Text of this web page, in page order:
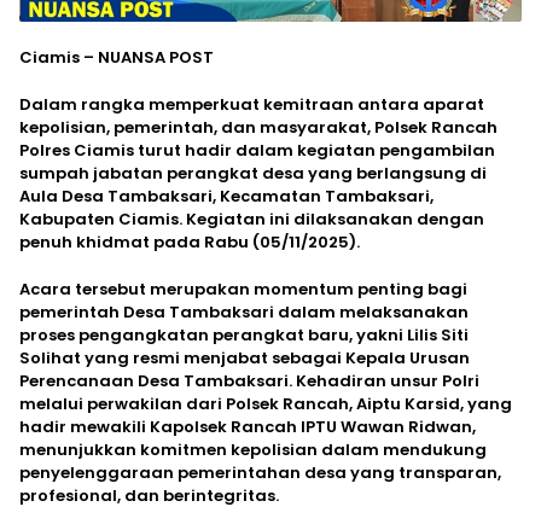
Ciamis – NUANSA POST
Dalam rangka memperkuat kemitraan antara aparat
kepolisian, pemerintah, dan masyarakat, Polsek Rancah
Polres Ciamis turut hadir dalam kegiatan pengambilan
sumpah jabatan perangkat desa yang berlangsung di
Aula Desa Tambaksari, Kecamatan Tambaksari,
Kabupaten Ciamis. Kegiatan ini dilaksanakan dengan
penuh khidmat pada Rabu (05/11/2025).
Acara tersebut merupakan momentum penting bagi
pemerintah Desa Tambaksari dalam melaksanakan
proses pengangkatan perangkat baru, yakni Lilis Siti
Solihat yang resmi menjabat sebagai Kepala Urusan
Perencanaan Desa Tambaksari. Kehadiran unsur Polri
melalui perwakilan dari Polsek Rancah, Aiptu Karsid, yang
hadir mewakili Kapolsek Rancah IPTU Wawan Ridwan,
menunjukkan komitmen kepolisian dalam mendukung
penyelenggaraan pemerintahan desa yang transparan,
profesional, dan berintegritas.